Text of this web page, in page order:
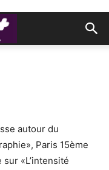
autour du
Paris 15ème
«L’intensité